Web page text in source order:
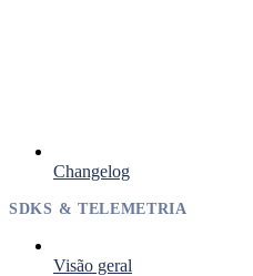
Changelog
SDKS & TELEMETRIA
Visão geral